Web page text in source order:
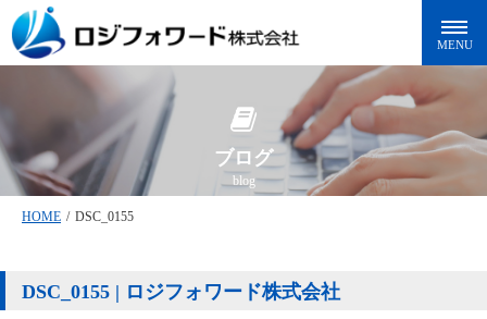
ブログ
blog
HOME / DSC_0155
DSC_0155 | ロジフォワード株式会社